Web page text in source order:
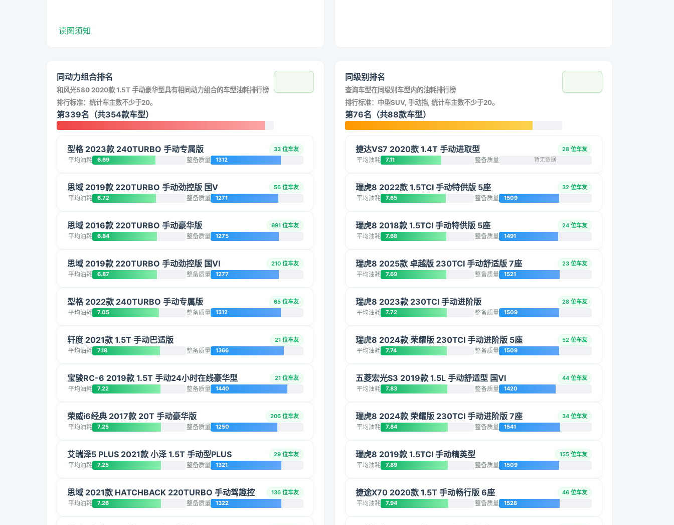
读图须知
同动力组合排名
和风光580 2020款 1.5T 手动豪华型具有相同动力组合的车型油耗排行榜
排行标准：统计车主数不少于20。
第339名（共354款车型）
型格 2023款 240TURBO 手动专属版 33 位车友
平均油耗 6.69 整备质量 1312
思域 2019款 220TURBO 手动劲控版 国V 56 位车友
平均油耗 6.72 整备质量 1271
思域 2016款 220TURBO 手动豪华版 991 位车友
平均油耗 6.84 整备质量 1275
思域 2019款 220TURBO 手动劲控版 国VI 210 位车友
平均油耗 6.87 整备质量 1277
型格 2022款 240TURBO 手动专属版 65 位车友
平均油耗 7.05 整备质量 1312
轩度 2021款 1.5T 手动巴适版 21 位车友
平均油耗 7.18 整备质量 1366
宝骏RC-6 2019款 1.5T 手动24小时在线豪华型 21 位车友
平均油耗 7.22 整备质量 1440
荣威i6经典 2017款 20T 手动豪华版 206 位车友
平均油耗 7.25 整备质量 1250
艾瑞泽5 PLUS 2021款 小泽 1.5T 手动型PLUS 29 位车友
平均油耗 7.25 整备质量 1321
思域 2021款 HATCHBACK 220TURBO 手动驾趣控 136 位车友
平均油耗 7.26 整备质量 1322
同级别排名
查询车型在同级别车型内的油耗排行榜
排行标准：中型SUV, 手动挡, 统计车主数不少于20。
第76名（共88款车型）
捷达VS7 2020款 1.4T 手动进取型 28 位车友
平均油耗 7.11 整备质量 暂无数据
瑞虎8 2022款 1.5TCI 手动特供版 5座 32 位车友
平均油耗 7.65 整备质量 1509
瑞虎8 2018款 1.5TCI 手动特供版 5座 24 位车友
平均油耗 7.68 整备质量 1491
瑞虎8 2025款 卓越版 230TCI 手动舒适版 7座 23 位车友
平均油耗 7.69 整备质量 1521
瑞虎8 2023款 230TCI 手动进阶版 28 位车友
平均油耗 7.72 整备质量 1509
瑞虎8 2024款 荣耀版 230TCI 手动进阶版 5座 52 位车友
平均油耗 7.74 整备质量 1509
五菱宏光S3 2019款 1.5L 手动舒适型 国VI 44 位车友
平均油耗 7.83 整备质量 1420
瑞虎8 2024款 荣耀版 230TCI 手动进阶版 7座 34 位车友
平均油耗 7.84 整备质量 1541
瑞虎8 2019款 1.5TCI 手动精英型 155 位车友
平均油耗 7.89 整备质量 1509
捷途X70 2020款 1.5T 手动畅行版 6座 46 位车友
平均油耗 7.94 整备质量 1528